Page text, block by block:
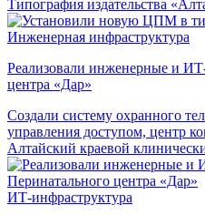
Типография издательства
Инженерная инфраструктура
Реализовали инженерные и
центра «Дар»
Создали систему охранного
управления доступом, центр
Алтайский краевой
ИТ-инфраструктура